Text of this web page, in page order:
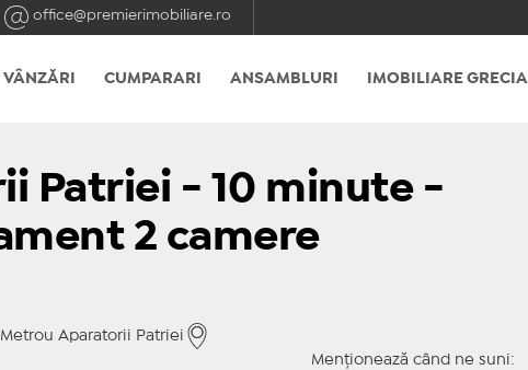
office@premierimobiliare.ro
VÂNZĂRI CUMPARARI ANSAMBLURI IMOBILIARE GRECIA
Patriei - 10 minute -
2 camere
Metrou Aparatorii Patriei
Menționează când ne suni: